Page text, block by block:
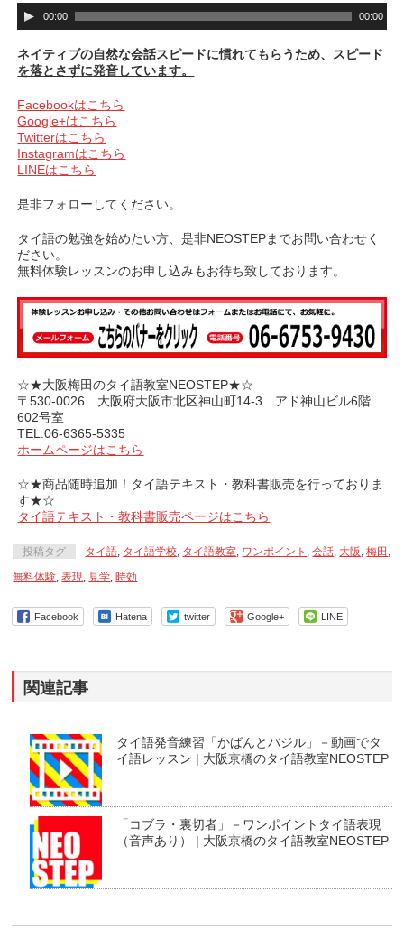
音
声
レ
ー
ー
00:00 00:00
ネイティブの自然な会話スピードに慣れてもらうため、スピード
を落とさずに発音しています。
Facebookはこちら
Google+はこちら
Twitterはこちら
Instagramはこちら
LINEはこちら
是非フォローしてください。
タイ語の勉強を始めたい方、是非NEOSTEPまでお問い合わせく
ださい。
無料体験レッスンのお申し込みもお待ち致しております。
☆★大阪梅田のタイ語教室NEOSTEP★☆
〒530-0026 大阪府大阪市北区神山町14-3 アド神山ビル6階
602号室
TEL:06-6365-5335
ホームページはこちら
☆★商品随時追加！タイ語テキスト・教科書販売を行っておりま
す★☆
タイ語テキスト・教科書販売ページはこちら
投稿タグ タイ語 タイ語学校 タイ語教室 ワンポイント ,会話 大阪 ,梅田
無料体験 ,表現 見学 ,時効
Facebook Hatena twitter Google+ LINE
関連記事
タイ語発音練習「かばんとバジル」－動画でタ
イ語レッスン | 大阪京橋のタイ語教室NEOSTEP
「コブラ・裏切者」－ワンポイントタイ語表現
（音声あり） | 大阪京橋のタイ語教室NEOSTEP